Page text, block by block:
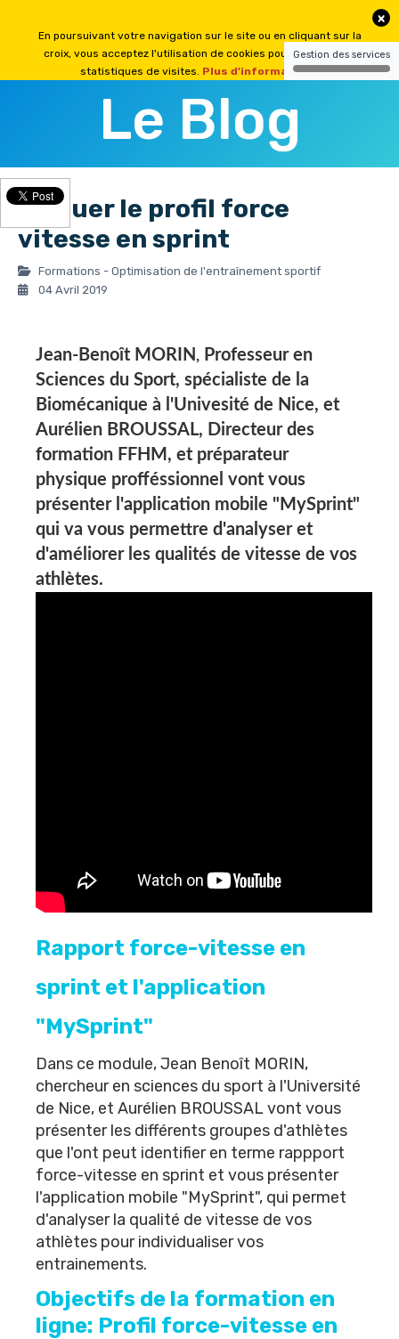
Le Blog
Evaluer le profil force
vitesse en sprint
Formations - Optimisation de l'entraînement sportif
04 Avril 2019
Jean-Benoît MORIN , Professeur en
Sciences du Sport, spécialiste de la
Biomécanique à l'Univesité de Nice, et
Aurélien BROUSSAL, Directeur des
formation FFHM, et préparateur
physique profféssionnel vont vous
présenter l'application mobile "MySprint"
qui va vous permettre d'analyser et
d'améliorer les qualités de vitesse de vos
athlètes.
Rapport force-vitesse en
sprint et l'application
"MySprint"
Dans ce module,Jean Benoît MORIN,
chercheur en sciences du sport à l'Université
de Nice, et Aurélien BROUSSAL vont vous
présenter les différents groupes d'athlètes
que l'ont peut identifier en terme rappport
force-vitesse en sprint et vous présenter
l'application mobile "MySprint", qui permet
d'analyser la qualité de vitesse de vos
athlètes pour individualiser vos
entrainements.
Objectifs de la formation en
ligne: Profil force-vitesse en